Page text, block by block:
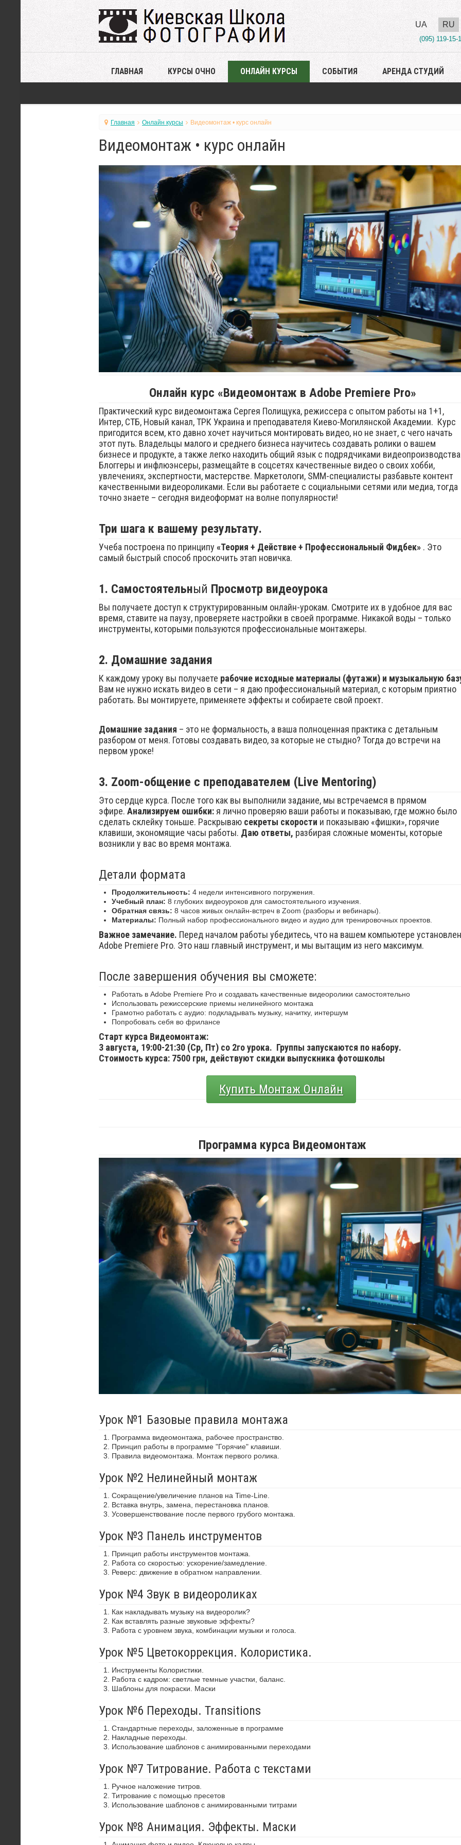
UA RU
(095) 119-15-
ГЛАВНАЯ КУРСЫ ОЧНО ОНЛАЙН КУРСЫ СОБЫТИЯ АРЕНДА СТУДИЙ
Главная Онлайн курсы Видеомонтаж • курс онлайн
Видеомонтаж • курс онлайн
Онлайн курс «Видеомонтаж в Adobe Premiere Pro»
Практический курс видеомонтажа Сергея Полищука, режиссера с опытом работы на 1+1,
Интер, СТБ, Новый канал, ТРК Украина и преподавателя Киево-Могилянской Академии. Курс
пригодится всем, кто давно хочет научиться монтировать видео, но не знает, с чего начать
этот путь. Владельцы малого и среднего бизнеса научитесь создавать ролики о вашем
бизнесе и продукте, а также легко находить общий язык с подрядчиками
Блоггеры и инфлюэнсеры, размещайте в соцсетях качественные видео о своих хобби,
увлечениях, экспертности, мастерстве. Маркетологи, SMM-специалисты разбавьте контент
качественными видеороликами. Если вы работаете с социальными сетями или медиа, тогда
точно знаете – сегодня видеоформат на волне популярности!
Три шага к вашему результату.
Учеба построена по принципу «Теория + Действие + Профессиональный Фидбек» . Это
самый быстрый способ проскочить этап новичка.
1. Самостоятельный Просмотр видеоурока
Вы получаете доступ к структурированным онлайн-урокам. Смотрите их в удобное для вас
время, ставите на паузу, проверяете настройки в своей программе. Никакой воды – только
инструменты, которыми пользуются профессиональные монтажеры.
2. Домашние задания
К каждому уроку вы получаете рабочие исходные материалы (футажи) и музыкальную
Вам не нужно искать видео в сети – я даю профессиональный материал, с которым приятно
работать. Вы монтируете, применяете эффекты и собираете свой проект.
Домашние задания – это не формальность, а ваша полноценная практика с детальным
разбором от меня. Готовы создавать видео, за которые не стыдно? Тогда до встречи на
первом уроке!
3. Zoom-общение с преподавателем (Live Mentoring)
Это сердце курса. После того как вы выполнили задание, мы встречаемся в прямом
эфире. Анализируем ошибки: я лично проверяю ваши работы и показываю, где можно было
сделать склейку тоньше. Раскрываю секреты скорости и показываю «фишки», горячие
клавиши, экономящие часы работы. Даю ответы, разбирая сложные моменты, которые
возникли у вас во время монтажа.
Детали формата
Продолжительность: 4 недели интенсивного погружения.
Учебный план: 8 глубоких видеоуроков для самостоятельного изучения.
Обратная связь: 8 часов живых онлайн-встреч в Zoom (разборы и вебинары).
Материалы: Полный набор профессионального видео и аудио для тренировочных проектов.
Важное замечание. Перед началом работы убедитесь, что на вашем компьютере установлен
Adobe Premiere Pro. Это наш главный инструмент, и мы вытащим из него максимум.
После завершения обучения вы сможете:
Работать в Adobe Premiere Pro и создавать качественные видеоролики самостоятельно
Использовать режиссерские приемы нелинейного монтажа
Грамотно работать с аудио: подкладывать музыку, начитку, интершум
Попробовать себя во фрилансе
Старт курса Видеомонтаж:
3 августа, 19:00-21:30 (Ср, Пт) со 2го урока. Группы запускаются по набору.
Стоимость курса: 7500 грн, действуют скидки выпускника фотошколы
Купить Монтаж Онлайн
Программа курса Видеомонтаж
Урок №1 Базовые правила монтажа
Программа видеомонтажа, рабочее пространство.
Принцип работы в программе "Горячие" клавиши.
Правила видеомонтажа. Монтаж первого ролика.
Урок №2 Нелинейный монтаж
Сокращение/увеличение планов на Time-Line.
Вставка внутрь, замена, перестановка планов.
Усовершенствование после первого грубого монтажа.
Урок №3 Панель инструментов
Принцип работы инструментов монтажа.
Работа со скоростью: ускорение/замедление.
Реверс: движение в обратном направлении.
Урок №4 Звук в видеороликах
Как накладывать музыку на видеоролик?
Как вставлять разные звуковые эффекты?
Работа с уровнем звука, комбинации музыки и голоса.
Урок №5 Цветокоррекция. Колористика.
Инструменты Колористики.
Работа с кадром: светлые темные участки, баланс.
Шаблоны для покраски. Маски
Урок №6 Переходы. Transitions
Стандартные переходы, заложенные в программе
Накладные переходы.
Использование шаблонов с анимированными переходами
Урок №7 Титрование. Работа с текстами
Ручное наложение титров.
Титрование с помощью пресетов
Использование шаблонов с анимированными титрами
Урок №8 Анимация. Эффекты. Маски